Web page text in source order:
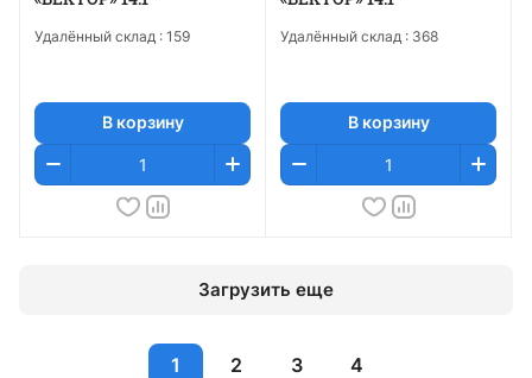
Удалённый склад : 159
В корзину
Удалённый склад : 368
В корзину
Загрузить еще
1 2 3 4